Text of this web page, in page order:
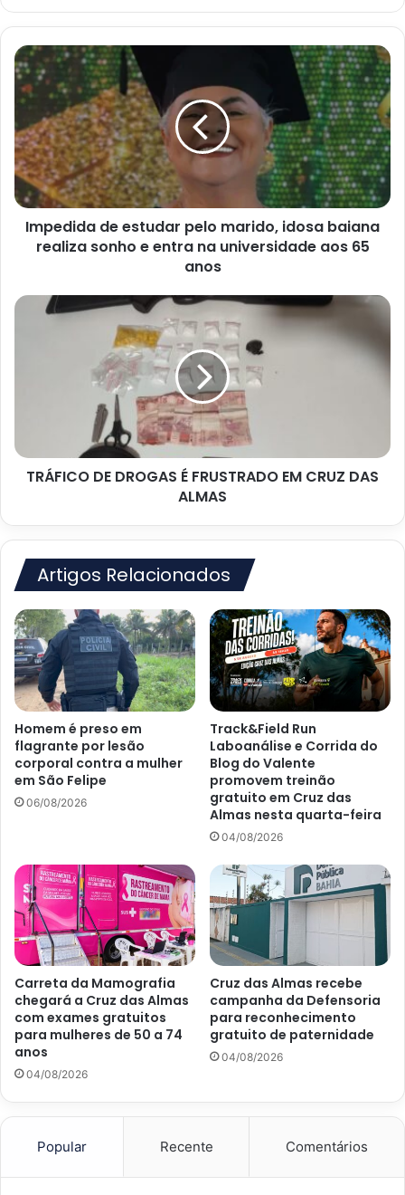
Impedida
de
estudar
marido,
idosa
baiana
realiza
sonho
entra
aos
Impedida de estudar pelo marido, idosa baiana
realiza sonho e entra na universidade aos 65
anos
TRÁFICO
ALMAS
TRÁFICO DE DROGAS É FRUSTRADO EM CRUZ DAS
ALMAS
Artigos Relacionados
Homem é preso em
flagrante por lesão
corporal contra a mulher
em São Felipe
06/08/2026
Track&Field Run
Laboanálise e Corrida do
Blog do Valente
promovem treinão
gratuito em Cruz das
Almas nesta quarta-feira
04/08/2026
Carreta da Mamografia
chegará a Cruz das Almas
com exames gratuitos
para mulheres de 50 a 74
anos
04/08/2026
Cruz das Almas recebe
campanha da Defensoria
para reconhecimento
gratuito de paternidade
04/08/2026
Popular Recente Comentários